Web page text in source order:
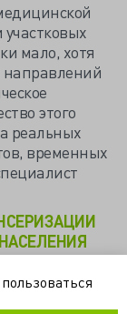
мало, хотя
направлений
этого
реальных
временных
пользоваться